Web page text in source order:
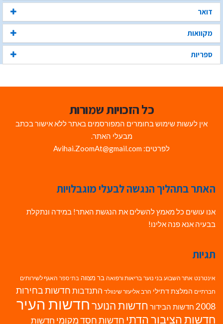
דואר
מקוואות
ספריות
כל הזכויות שמורות
אין לעשות שימוש בחומרים המפורסמים באתר ללא אישור בכתב
מבעלי האתר.
לפרטים: Avihai.ZoomAt@gmail.com
האתר בתהליך הנגשה לבעלי מוגבלויות
אנו עושים כל מאמץ להשלים את הנגשת האתר! במידה ונתקלת
בבעיה אנא פנה אלינו!
תגיות
אינטרנט אתר השבוע בני נוער בריאות ורפואה בר מצווה בתי ספר האגף לשירותים
חברתיים המלצת דתילי הרב אליעזר שינוולד התנדבות חדשות בחירות
2008 חדשות הבידור חדשות הנוערחדשות העיר
חדשות הציבור הדתי חדשות חסד מקומי חדשות